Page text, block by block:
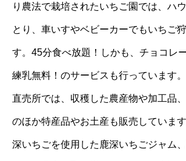
り農法で栽培されたいちご園では、ハ
とり、車いすやベビーカーでもいちご
す。45分食べ放題！しかも、チョコレ
練乳無料！のサービスも行っています。
直売所では、収穫した農産物や加工品
のほか特産品やお土産も販売していま
深いちごを使用した鹿深いちごジャム